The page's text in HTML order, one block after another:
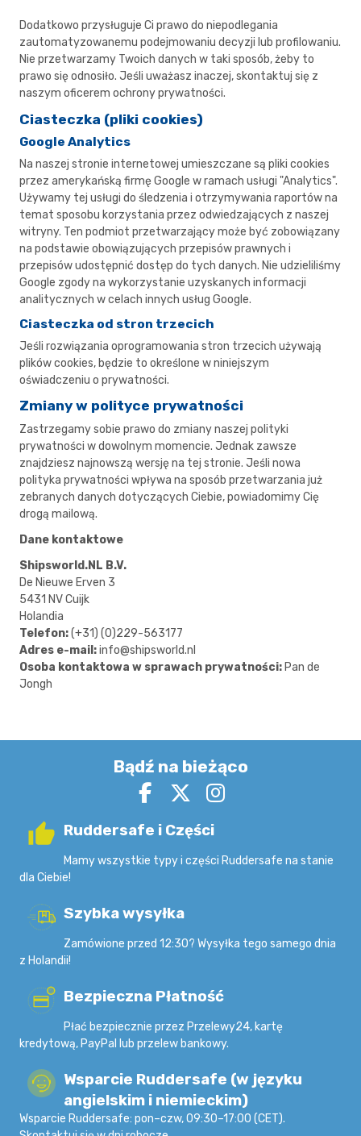
Dodatkowo przysługuje Ci prawo do niepodlegania
zautomatyzowanemu podejmowaniu decyzji lub profilowaniu.
Nie przetwarzamy Twoich danych w taki sposób, żeby to
prawo się odnosiło. Jeśli uważasz inaczej, skontaktuj się z
naszym oficerem ochrony prywatności.
Ciasteczka (pliki cookies)
Google Analytics
Na naszej stronie internetowej umieszczane są pliki cookies
przez amerykańską firmę Google w ramach usługi "Analytics".
Używamy tej usługi do śledzenia i otrzymywania raportów na
temat sposobu korzystania przez odwiedzających z naszej
witryny. Ten podmiot przetwarzający może być zobowiązany
na podstawie obowiązujących przepisów prawnych i
przepisów udostępnić dostęp do tych danych. Nie udzieliliśmy
Google zgody na wykorzystanie uzyskanych informacji
analitycznych w celach innych usług Google.
Ciasteczka od stron trzecich
Jeśli rozwiązania oprogramowania stron trzecich używają
plików cookies, będzie to określone w niniejszym
oświadczeniu o prywatności.
Zmiany w polityce prywatności
Zastrzegamy sobie prawo do zmiany naszej polityki
prywatności w dowolnym momencie. Jednak zawsze
znajdziesz najnowszą wersję na tej stronie. Jeśli nowa
polityka prywatności wpływa na sposób przetwarzania już
zebranych danych dotyczących Ciebie, powiadomimy Cię
drogą mailową.
Dane kontaktowe
Shipsworld.NL B.V.
De Nieuwe Erven 3
5431 NV Cuijk
Holandia
Telefon:(+31) (0)229-563177
Adres e-mail:info@shipsworld.nl
Osoba kontaktowa w sprawach prywatności: Pan de
Jongh
Bądź na bieżąco
Ruddersafe i Części
Mamy wszystkie typy i części Ruddersafe na stanie
dla Ciebie!
Szybka wysyłka
Zamówione przed 12:30? Wysyłka tego samego dnia
z Holandii!
Bezpieczna Płatność
Płać bezpiecznie przez Przelewy24, kartę
kredytową, PayPal lub przelew bankowy.
Wsparcie Ruddersafe (w języku
angielskim i niemieckim)
Wsparcie Ruddersafe: pon–czw, 09:30–17:00 (CET).